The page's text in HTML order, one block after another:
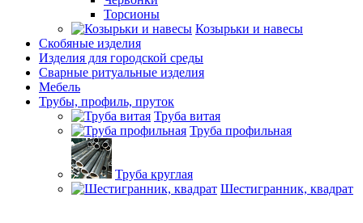
Торсионы
Козырьки и навесы
Скобяные изделия
Изделия для городской среды
Сварные ритуальные изделия
Мебель
Трубы, профиль, пруток
Труба витая
Труба профильная
Труба круглая
Шестигранник, квадрат